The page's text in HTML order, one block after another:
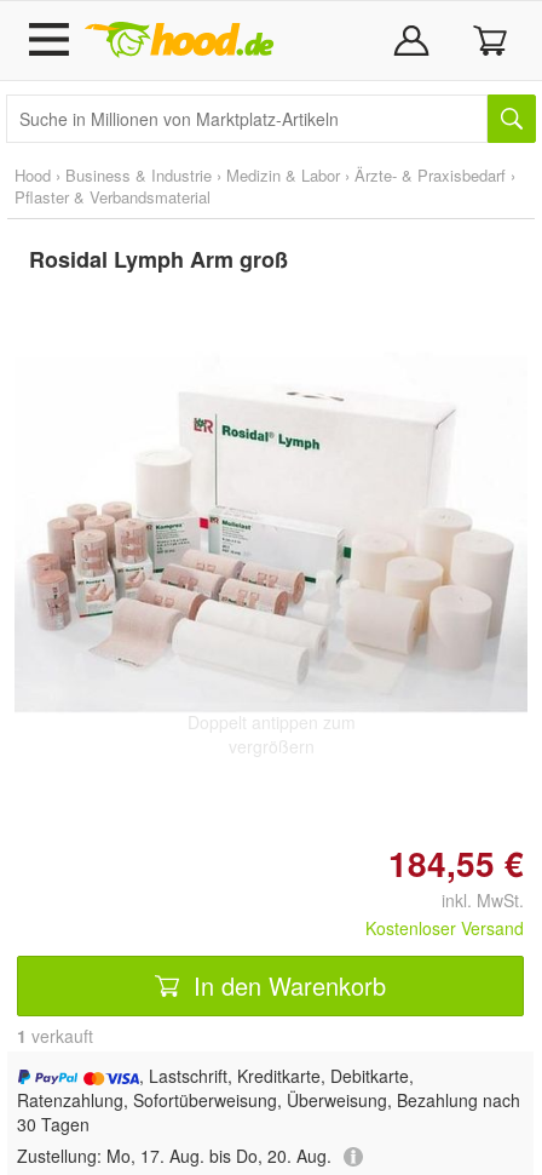
Hood › Business & Industrie › Medizin & Labor › Ärzte- & Praxisbedarf ›
Pflaster & Verbandsmaterial
Rosidal Lymph Arm groß
Doppelt antippen zum
vergrößern
184,55 €
inkl. MwSt.
Kostenloser Versand
In den Warenkorb
1 verkauft
, Lastschrift, Kreditkarte, Debitkarte,
Ratenzahlung, Sofortüberweisung, Überweisung, Bezahlung nach
30 Tagen
Zustellung: Mo, 17. Aug. bis Do, 20. Aug.